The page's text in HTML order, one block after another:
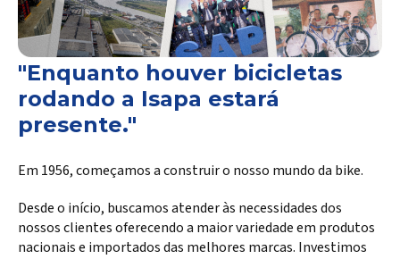
"Enquanto houver bicicletas
rodando a Isapa estará
presente."
Em 1956, começamos a construir o nosso mundo da bike.
Desde o início, buscamos atender às necessidades dos
nossos clientes oferecendo a maior variedade em produtos
nacionais e importados das melhores marcas. Investimos